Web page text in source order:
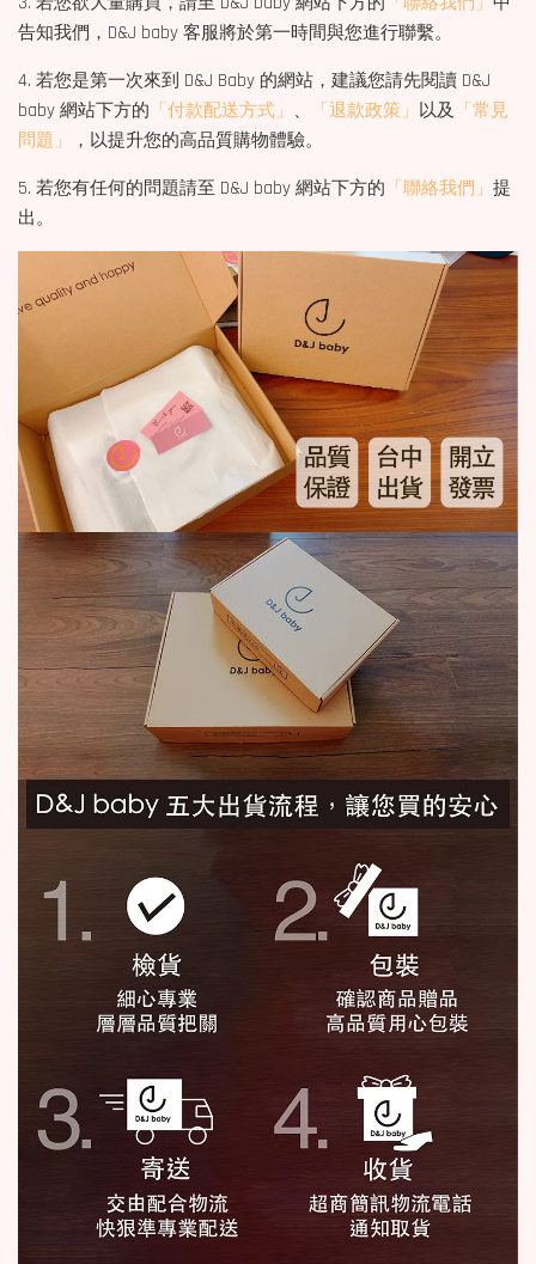
告知我們，D&J baby 客服將於第一時間與您進行聯繫。
4. 若您是第一次來到 D&J Baby 的網站，建議您請先閱讀 D&J
baby 網站下方的 「付款配送方式」 、 「退款政策」 以及
「常見
問題」
，以提升您的高品質購物體驗。
5. 若您有任何的問題請至 D&J baby 網站下方的 「聯絡我們」 提
出。